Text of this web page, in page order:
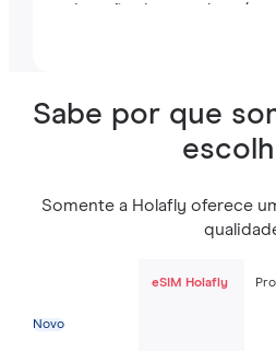
duração do seu plano
Sabe por que
Somente a Holafly oferece
eSIM Holafly
Novo